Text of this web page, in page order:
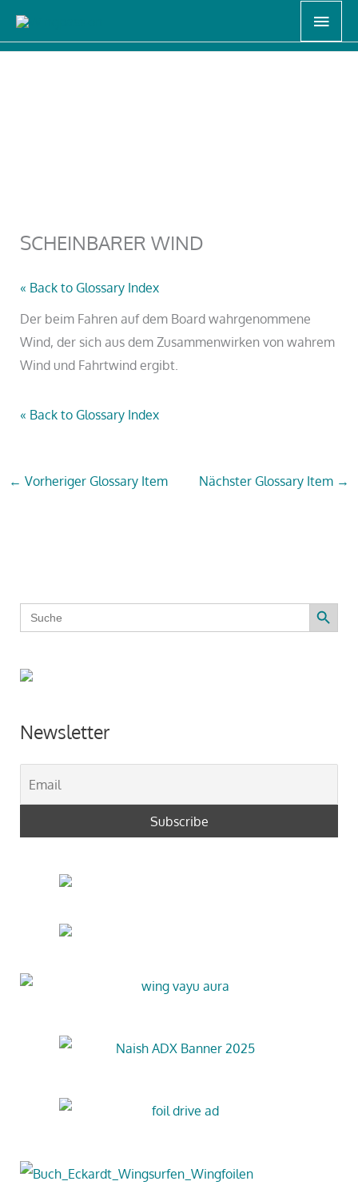
Start
Wingfoil Lexikon
SCHEINBARER WIND
« Back to Glossary Index
Der beim Fahren auf dem Board wahrgenommene
Wind, der sich aus dem Zusammenwirken von wahrem
Wind und Fahrtwind ergibt.
« Back to Glossary Index
← Vorheriger Glossary Item Nächster Glossary Item →
Search
for:
Search Button
Newsletter